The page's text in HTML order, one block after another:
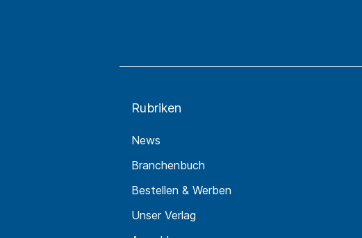
Rubriken
News
Branchenbuch
Bestellen & Werben
Unser Verlag